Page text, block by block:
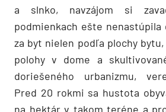
a slnko, navzájom si
podmienkach ešte nenastúpila
za byt nielen podľa plochy
polohy v dome a
doriešeného urbanizmu,
Pred 20 rokmi sa hustota
na hektár v takom teréne a